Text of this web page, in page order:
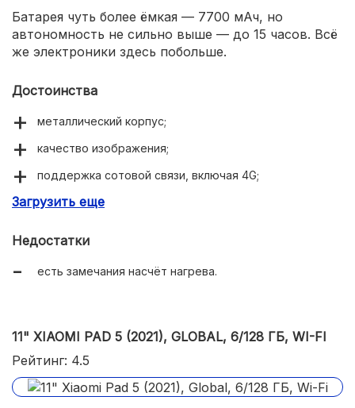
Батарея чуть более ёмкая — 7700 мАч, но
автономность не сильно выше — до 15 часов. Всё
же электроники здесь побольше.
Достоинства
металлический корпус;
качество изображения;
поддержка сотовой связи, включая 4G;
слот для microSDXC;
Загрузить еще
Недостатки
есть замечания насчёт нагрева.
11" XIAOMI PAD 5 (2021), GLOBAL, 6/128 ГБ, WI-FI
Рейтинг: 4.5